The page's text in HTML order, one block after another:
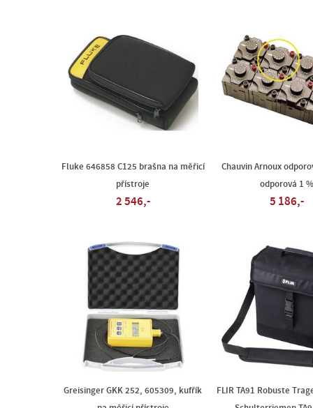
Fluke 646858 C125 brašna na měřicí
přístroje
2 546,-
Chauvin Arnoux
odporová 1 %
5 186,-
Greisinger GKK 252, 605309, kufřík
FLIR TA91 Robuste